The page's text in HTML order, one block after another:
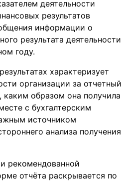
деятельности
результатов
информации о
результата деятельности
году.
характеризует
организации за отчетный
каким образом она получила
с бухгалтерским
источником
анализа получения
рекомендованной
отчёта раскрывается по